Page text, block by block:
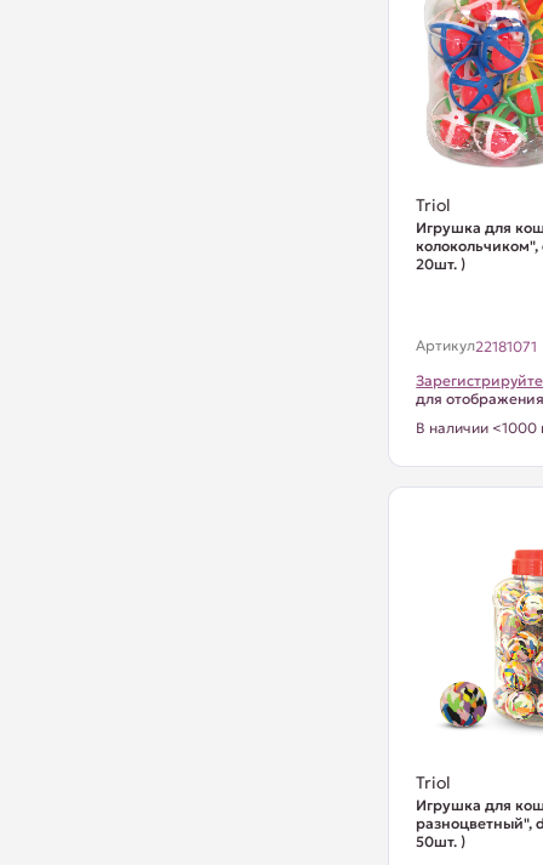
Triol
Игрушка для
20шт. )
Артикул22181071
для
В наличии <1000
Triol
Игрушка для
разноцветный",
50шт. )